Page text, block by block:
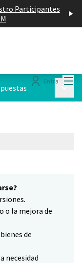
Participantes
Entra
o la mejora de
de
necesidad